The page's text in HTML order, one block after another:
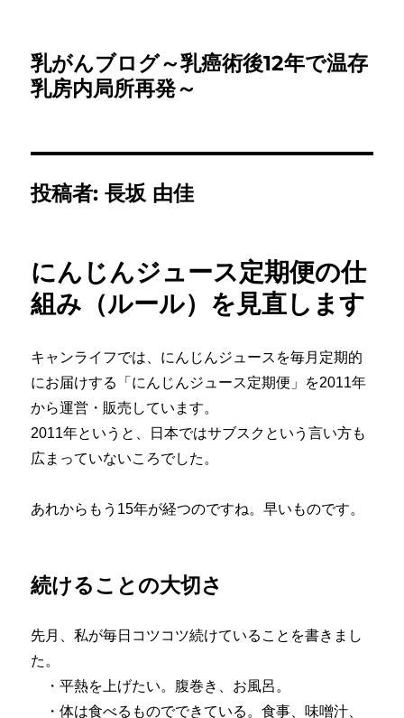
乳がんブログ～乳癌術後12年で温存
乳房内局所再発～
投稿者:長坂 由佳
にんじんジュース定期便の仕
組み（ルール）を見直します
キャンライフでは、にんじんジュースを毎月定期的
にお届けする「にんじんジュース定期便」を2011年
から運営・販売しています。
2011年というと、日本ではサブスクという言い方も
広まっていないころでした。
あれからもう15年が経つのですね。早いものです。
続けることの大切さ
先月、私が毎日コツコツ続けていることを書きまし
た。
・平熱を上げたい。腹巻き、お風呂。
・体は食べるものでできている。食事、味噌汁、